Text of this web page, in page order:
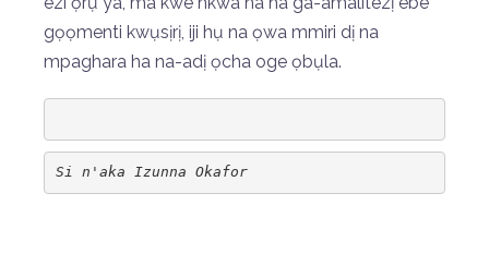
gọọmenti kwụsịrị, iji hụ na ọwa mmiri dị na
mpaghara ha na-adị ọcha oge ọbụla.
Si n'aka Izunna Okafor